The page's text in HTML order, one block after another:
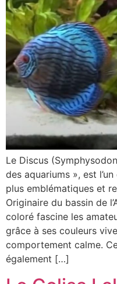
Le Discus
des aquariums », est
plus emblématiques et
Originaire du bassin de
coloré fascine les
grâce à ses couleurs
comportement calme.
également […]